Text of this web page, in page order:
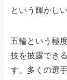
という輝かし
五輪という極
技を披露でき
す。多くの選